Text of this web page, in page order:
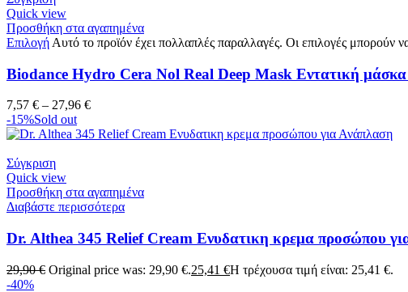
Quick view
Προσθήκη στα αγαπημένα
Επιλογή Αυτό το προϊόν έχει πολλαπλές παραλλαγές. Οι επιλογές μπορούν
Biodance Hydro Cera Nol Real Deep Mask Εντατική
7,57 € – 27,96 €
-15%Sold out
Σύγκριση
Quick view
Προσθήκη στα αγαπημένα
Διαβάστε περισσότερα
Dr. Althea 345 Relief Cream Ενυδατικη κρεμα προσώπου
29,90€ Original price was: 29,90 €.25,41 €Η τρέχουσα τιμή είναι: 25,41 €.
-40%